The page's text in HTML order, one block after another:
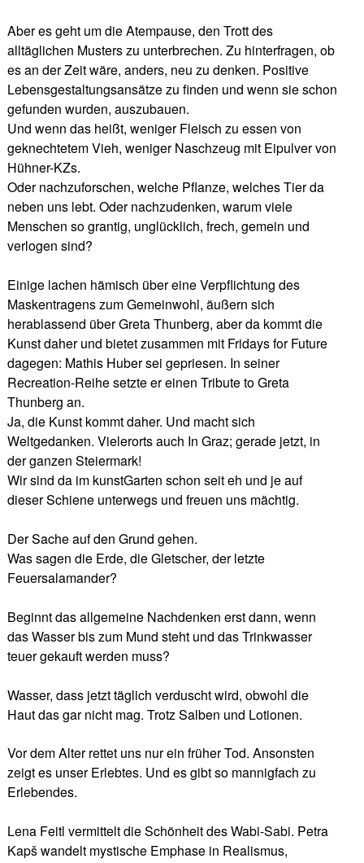
Aber es geht um die Atempause, den Trott des
alltäglichen Musters zu unterbrechen. Zu hinterfragen, ob
es an der Zeit wäre, anders, neu zu denken. Positive
Lebensgestaltungsansätze zu finden und wenn sie schon
gefunden wurden, auszubauen.
Und wenn das heißt, weniger Fleisch zu essen von
geknechtetem Vieh, weniger Naschzeug mit Eipulver von
Hühner-KZs.
Oder nachzuforschen, welche Pflanze, welches Tier da
neben uns lebt. Oder nachzudenken, warum viele
Menschen so grantig, unglücklich, frech, gemein und
verlogen sind?
Einige lachen hämisch über eine Verpflichtung des
Maskentragens zum Gemeinwohl, äußern sich
herablassend über Greta Thunberg, aber da kommt die
Kunst daher und bietet zusammen mit Fridays for Future
dagegen: Mathis Huber sei gepriesen. In seiner
Recreation-Reihe setzte er einen Tribute to Greta
Thunberg an.
Ja, die Kunst kommt daher. Und macht sich
Weltgedanken. Vielerorts auch In Graz; gerade jetzt, in
der ganzen Steiermark!
Wir sind da im kunstGarten schon seit eh und je auf
dieser Schiene unterwegs und freuen uns mächtig.
Der Sache auf den Grund gehen.
Was sagen die Erde, die Gletscher, der letzte
Feuersalamander?
Beginnt das allgemeine Nachdenken erst dann, wenn
das Wasser bis zum Mund steht und das Trinkwasser
teuer gekauft werden muss?
Wasser, dass jetzt täglich verduscht wird, obwohl die
Haut das gar nicht mag. Trotz Salben und Lotionen.
Vor dem Alter rettet uns nur ein früher Tod. Ansonsten
zeigt es unser Erlebtes. Und es gibt so mannigfach zu
Erlebendes.
Lena Feitl vermittelt die Schönheit des Wabi-Sabi. Petra
Kapš wandelt mystische Emphase in Realismus,